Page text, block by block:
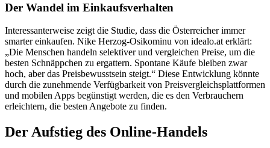
Der Wandel im Einkaufsverhalten
Interessanterweise zeigt die Studie, dass die Österreicher immer
smarter einkaufen. Nike Herzog-Osikominu von idealo.at erklärt:
„Die Menschen handeln selektiver und vergleichen Preise, um die
besten Schnäppchen zu ergattern. Spontane Käufe bleiben zwar
hoch, aber das Preisbewusstsein steigt.“ Diese Entwicklung könnte
durch die zunehmende Verfügbarkeit von Preisvergleichsplattformen
und mobilen Apps begünstigt werden, die es den Verbrauchern
erleichtern, die besten Angebote zu finden.
Der Aufstieg des Online-Handels